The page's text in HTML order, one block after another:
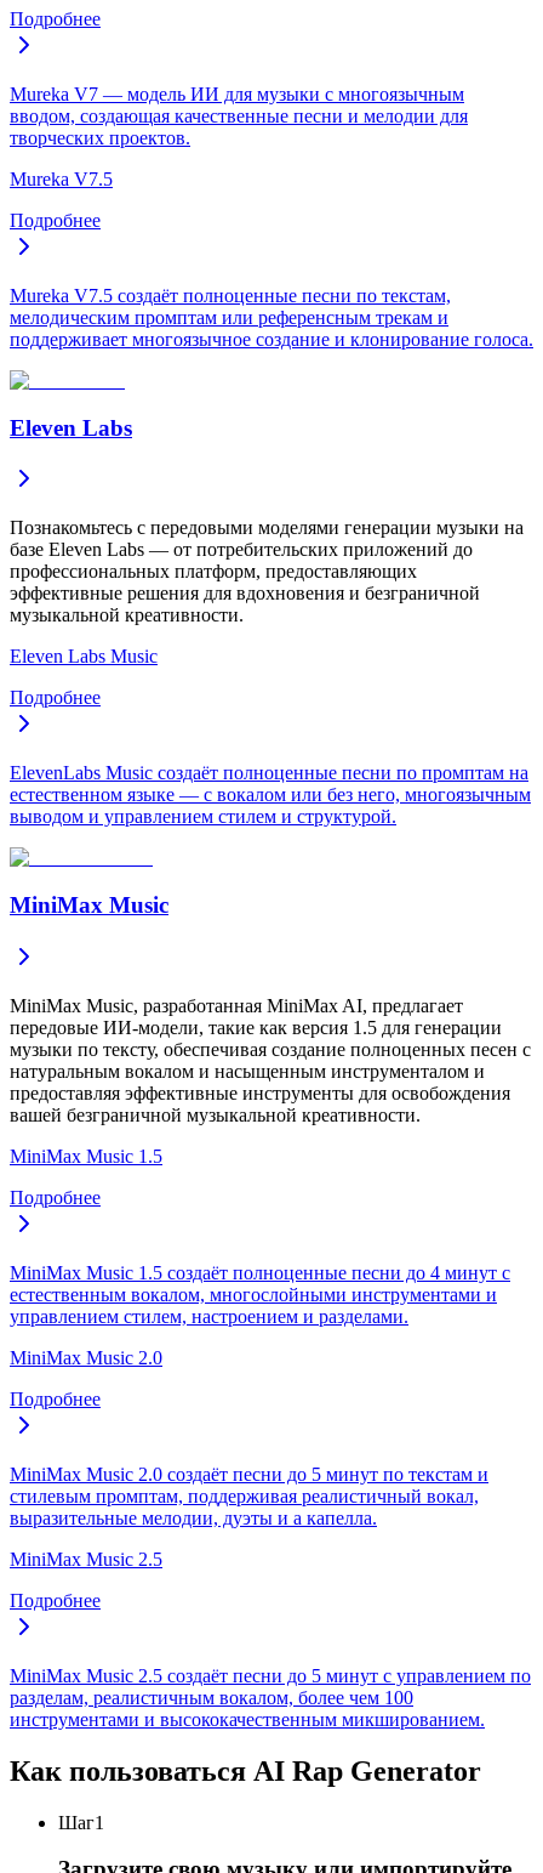
Подробнее
Mureka V7 — модель ИИ для музыки с многоязычным
вводом, создающая качественные песни и мелодии для
творческих проектов.
Mureka V7.5
Подробнее
Mureka V7.5 создаёт полноценные песни по текстам,
мелодическим промптам или референсным трекам и
поддерживает многоязычное создание и клонирование голоса.
Eleven Labs
Познакомьтесь с передовыми моделями генерации музыки на
базе Eleven Labs — от потребительских приложений до
профессиональных платформ, предоставляющих
эффективные решения для вдохновения и безграничной
музыкальной креативности.
Eleven Labs Music
Подробнее
ElevenLabs Music создаёт полноценные песни по промптам на
естественном языке — с вокалом или без него, многоязычным
выводом и управлением стилем и структурой.
MiniMax Music
MiniMax Music, разработанная MiniMax AI, предлагает
передовые ИИ-модели, такие как версия 1.5 для генерации
музыки по тексту, обеспечивая создание полноценных песен с
натуральным вокалом и насыщенным инструменталом и
предоставляя эффективные инструменты для освобождения
вашей безграничной музыкальной креативности.
MiniMax Music 1.5
Подробнее
MiniMax Music 1.5 создаёт полноценные песни до 4 минут с
естественным вокалом, многослойными инструментами и
управлением стилем, настроением и разделами.
MiniMax Music 2.0
Подробнее
MiniMax Music 2.0 создаёт песни до 5 минут по текстам и
стилевым промптам, поддерживая реалистичный вокал,
выразительные мелодии, дуэты и а капелла.
MiniMax Music 2.5
Подробнее
MiniMax Music 2.5 создаёт песни до 5 минут с управлением по
разделам, реалистичным вокалом, более чем 100
инструментами и высококачественным микшированием.
Как пользоваться AI Rap Generator
Шаг1